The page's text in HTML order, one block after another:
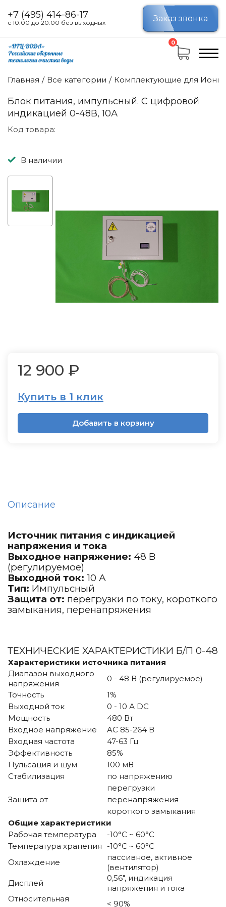
+7 (495) 414-86-17
с 10:00 до 20:00 без выходных Заказ звонка
0
Главная Все категории Комплектующие для
Блок питания, импульсный. С цифровой
индикацией 0-48В, 10А
Код товара:
В наличии
12 900 ₽
Купить в 1 клик
Добавить в корзину
Описание
Источник питания с индикацией
напряжения и тока
Выходное напряжение: 48 В
(регулируемое)
Выходной ток: 10 А
Тип: Импульсный
Защита от: перегрузки по току, короткого
замыкания, перенапряжения
ТЕХНИЧЕСКИЕ ХАРАКТЕРИСТИКИ Б/П 0-48
Характеристики источника питания
Диапазон выходного
напряжения
0 - 48 В (регулируемое)
Точность
1%
Выходной ток
0 - 10 А DC
Мощность
480 Вт
Входное напряжение
AC 85-264 В
Входная частота
47-63 Гц
Эффективность
85%
Пульсация и шум
100 мВ
Стабилизация
по напряжению
Защита от
перегрузки
перенапряжения
короткого замыкания
Общие характеристики
Рабочая температура
-10°C ~ 60°C
Температура хранения
-10°C ~ 60°C
Охлаждение
пассивное, активное
(вентилятор)
Дисплей
0,56", индикация
напряжения и тока
Относительная
< 90%